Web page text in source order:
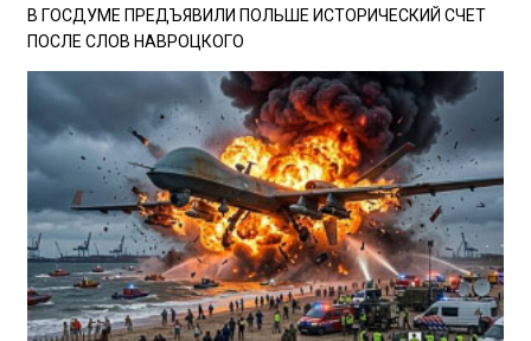
В ГОСДУМЕ ПРЕДЪЯВИЛИ ПОЛЬШЕ ИСТОРИЧЕСКИЙ СЧЕТ
ПОСЛЕ СЛОВ НАВРОЦКОГО